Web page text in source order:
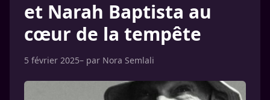
et Narah Baptista au
cœur de la tempête
5 février 2025– par Nora Semlali